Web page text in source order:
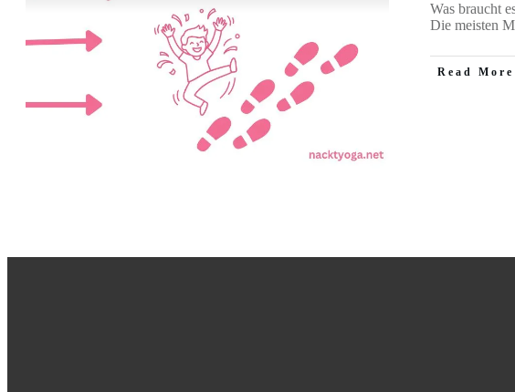
Was braucht
Die meisten
Read More